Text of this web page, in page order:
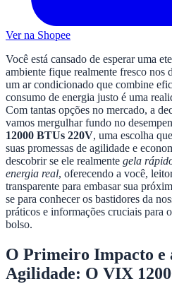
Ver na Shopee
Você está cansado de esperar uma
ambiente fique realmente fresco nos
um ar condicionado que combine
consumo de energia justo é uma
Com tantas opções no mercado, a
vamos mergulhar fundo no
12000 BTUs 220V, uma escolha
suas promessas de agilidade e
descobrir se ele realmente gela
energia real, oferecendo a você,
transparente para embasar sua
se para conhecer os bastidores da
práticos e informações cruciais para
bolso.
O Primeiro Impacto e
Agilidade: O VIX